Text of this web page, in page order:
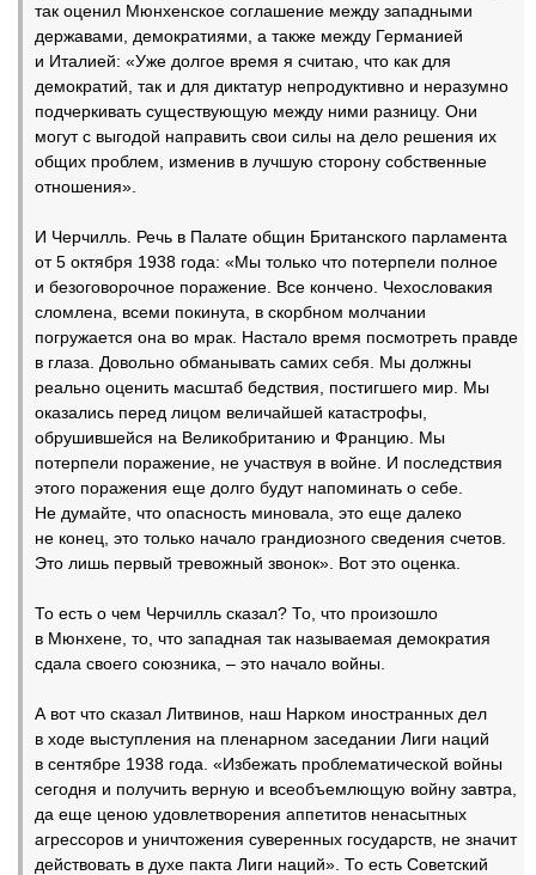
так оценил Мюнхенское соглашение между западными
державами, демократиями, а также между Германией
и Италией: «Уже долгое время я считаю, что как для
демократий, так и для диктатур непродуктивно и неразумно
подчеркивать существующую между ними разницу. Они
могут с выгодой направить свои силы на дело решения их
общих проблем, изменив в лучшую сторону собственные
отношения».
И Черчилль. Речь в Палате общин Британского парламента
от 5 октября 1938 года: «Мы только что потерпели полное
и безоговорочное поражение. Все кончено. Чехословакия
сломлена, всеми покинута, в скорбном молчании
погружается она во мрак. Настало время посмотреть правде
в глаза. Довольно обманывать самих себя. Мы должны
реально оценить масштаб бедствия, постигшего мир. Мы
оказались перед лицом величайшей катастрофы,
обрушившейся на Великобританию и Францию. Мы
потерпели поражение, не участвуя в войне. И последствия
этого поражения еще долго будут напоминать о себе.
Не думайте, что опасность миновала, это еще далеко
не конец, это только начало грандиозного сведения счетов.
Это лишь первый тревожный звонок». Вот это оценка.
То есть о чем Черчилль сказал? То, что произошло
в Мюнхене, то, что западная так называемая демократия
сдала своего союзника, – это начало войны.
А вот что сказал Литвинов, наш Нарком иностранных дел
в ходе выступления на пленарном заседании Лиги наций
в сентябре 1938 года. «Избежать проблематической войны
сегодня и получить верную и всеобъемлющую войну завтра,
да еще ценою удовлетворения аппетитов ненасытных
агрессоров и уничтожения суверенных государств, не значит
действовать в духе пакта Лиги наций». То есть Советский